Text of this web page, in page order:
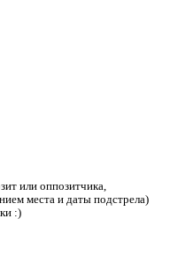
или оппозитчика,
места и даты подстрела)
:)